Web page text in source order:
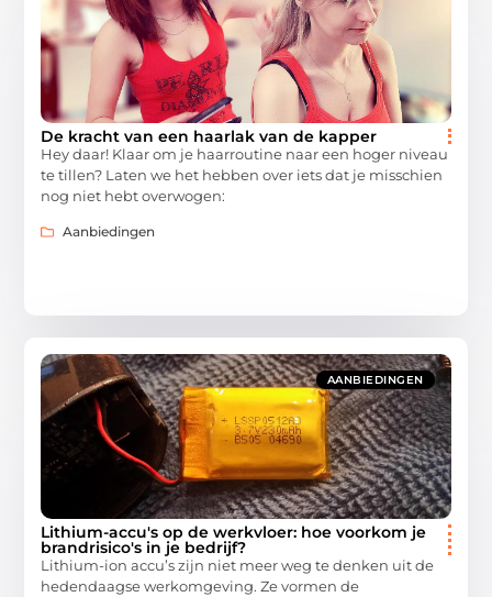
De kracht van een haarlak van de kapper
Hey daar! Klaar om je haarroutine naar een hoger niveau
te tillen? Laten we het hebben over iets dat je misschien
nog niet hebt overwogen:
Aanbiedingen
AANBIEDINGEN
Lithium-accu's op de werkvloer: hoe voorkom je
brandrisico's in je bedrijf?
Lithium-ion accu’s zijn niet meer weg te denken uit de
hedendaagse werkomgeving. Ze vormen de